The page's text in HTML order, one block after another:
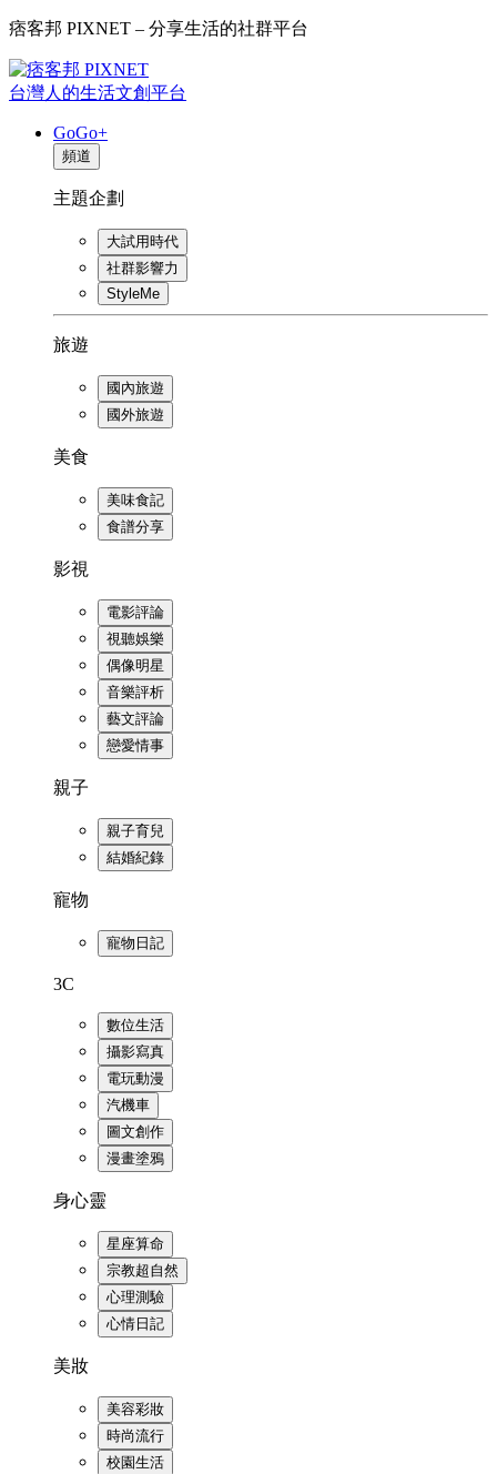
痞客邦 PIXNET – 分享生活的社群平台
台灣人的生活文創平台
GoGo+
頻道
主題企劃
大試用時代
社群影響力
StyleMe
旅遊
國內旅遊
國外旅遊
美食
美味食記
食譜分享
影視
電影評論
視聽娛樂
偶像明星
音樂評析
藝文評論
戀愛情事
親子
親子育兒
結婚紀錄
寵物
寵物日記
3C
數位生活
攝影寫真
電玩動漫
汽機車
圖文創作
漫畫塗鴉
身心靈
星座算命
宗教超自然
心理測驗
心情日記
美妝
美容彩妝
時尚流行
校園生活